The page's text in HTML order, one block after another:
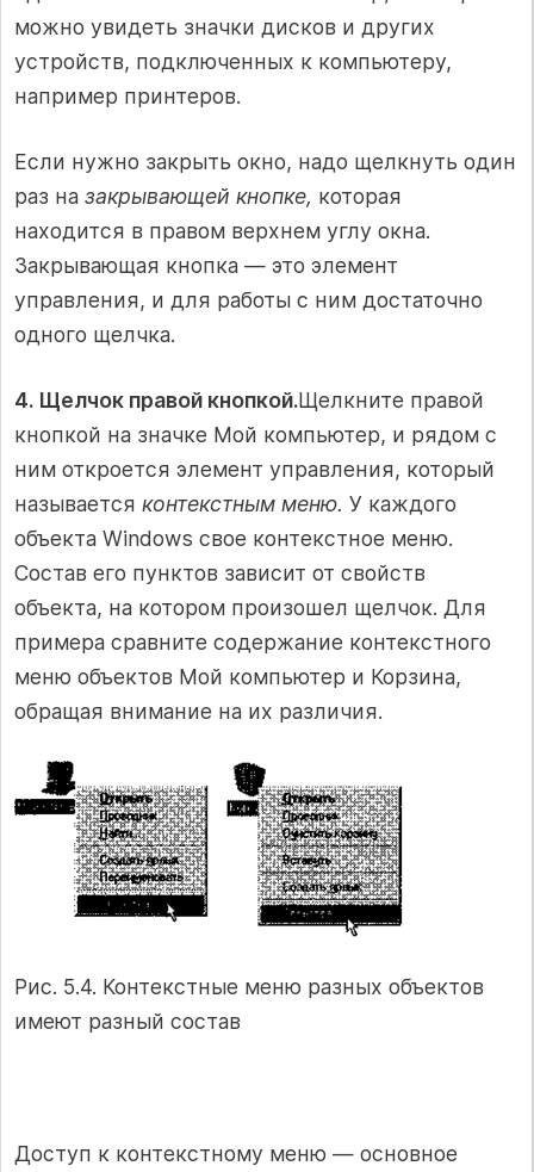
можно увидеть значки дисков и других
устройств, подключенных к компьютеру,
например принтеров.
Если нужно закрыть окно, надо щелкнуть один
раз на закрывающей кнопке, которая
находится в правом верхнем углу окна.
Закрывающая кнопка — это элемент
управления, и для работы с ним достаточно
одного щелчка.
4. Щелчок правой кнопкой.Щелкните правой
кнопкой на значке Мой компьютер, и рядом с
ним откроется элемент управления, который
называется контекстным меню. У каждого
объекта Windows свое контекстное меню.
Состав его пунктов зависит от свойств
объекта, на котором произошел щелчок. Для
примера сравните содержание контекстного
меню объектов Мой компьютер и Корзина,
обращая внимание на их различия.
Рис. 5.4. Контекстные меню разных объектов
имеют разный состав
Доступ к контекстному меню — основное